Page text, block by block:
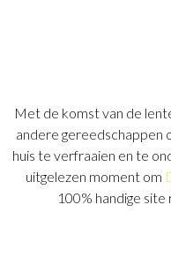
Met de komst van de
andere gereedschappen
huis te verfraaien en te
uitgelezen moment om
100% handige